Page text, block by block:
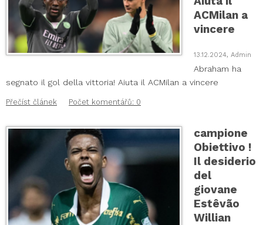
ACMilan a
vincere
13.12.2024, Admin
Abraham ha
segnato il gol della vittoria! Aiuta il ACMilan a vincere
Přečíst článek Počet komentářů: 0
campione
Obiettivo !
Il desiderio
del
giovane
Estêvão
Willian